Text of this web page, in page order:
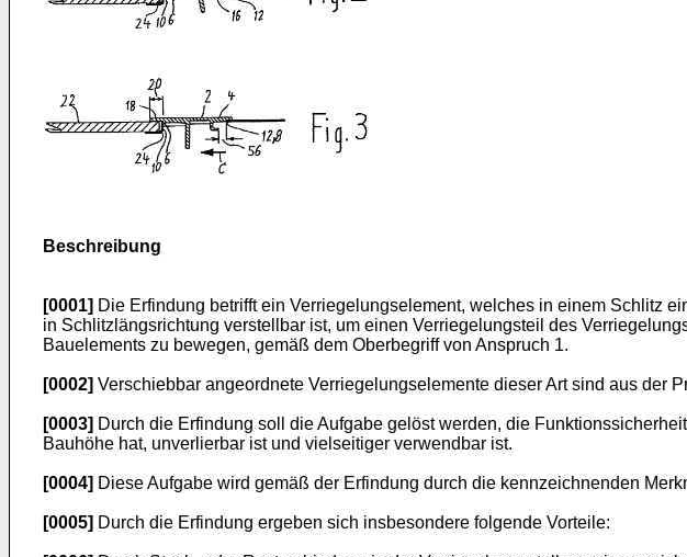
Beschreibung
[0001] Die Erfindung betrifft ein Verriegelungselement, welches in einem Schlitz
in Schlitzlängsrichtung verstellbar ist, um einen Verriegelungsteil des
Bauelements zu bewegen, gemäß dem Oberbegriff von Anspruch 1.
[0002] Verschiebbar angeordnete Verriegelungselemente dieser Art sind aus der
[0003] Durch die Erfindung soll die Aufgabe gelöst werden, die
Bauhöhe hat, unverlierbar ist und vielseitiger verwendbar ist.
[0004] Diese Aufgabe wird gemäß der Erfindung durch die kennzeichnenden
[0005] Durch die Erfindung ergeben sich insbesondere folgende Vorteile: